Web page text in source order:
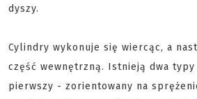
dyszy.
Cylindry wykonuje się wiercąc, a
część wewnętrzną. Istnieją dwa
pierwszy - zorientowany na